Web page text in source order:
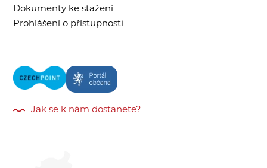
Dokumenty ke stažení
Prohlášení o přístupnosti
Jak se k nám dostanete?